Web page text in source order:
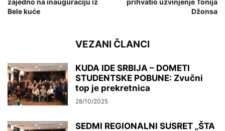
Bele kuće
Džonsa
VEZANI ČLANCI
KUDA IDE SRBIJA – DOMETI
STUDENTSKE POBUNE: Zvučni
top je prekretnica
28/10/2025
SEDMI REGIONALNI SUSRET „ŠTA